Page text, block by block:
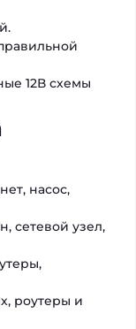
12В схемы
насос,
сетевой узел,
роутеры и